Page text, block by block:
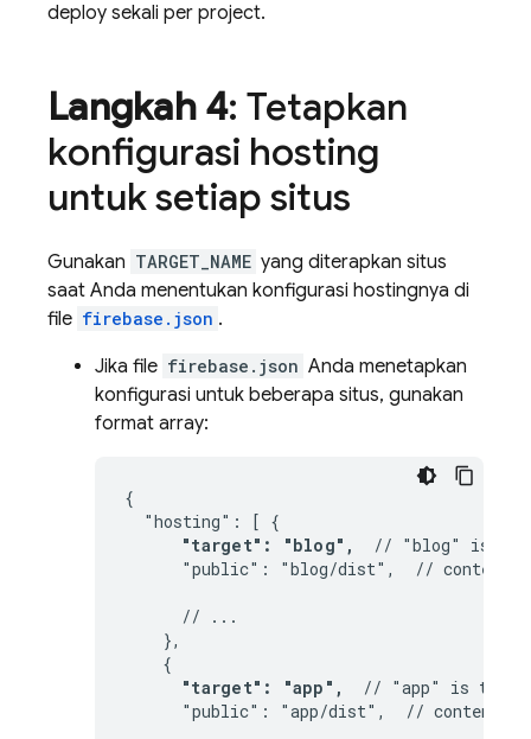
deploy sekali per project.
Langkah 4: Tetapkan
konfigurasi hosting
untuk setiap situs
Gunakan TARGET_NAME yang diterapkan situs
saat Anda menentukan konfigurasi hostingnya di
file firebase.json .
Jika file firebase.json Anda menetapkan
konfigurasi untuk beberapa situs, gunakan
format array:
{
  "hosting": [ {
"target": "blog",
// "blog" is
"public": "blog/dist",  // contents
      // ...
    },
    {
"target": "app",
// "app" is the
"public": "app/dist",  // contents